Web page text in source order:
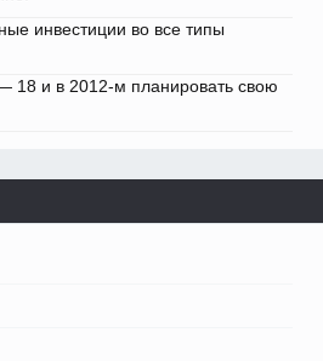
инвестиции во все типы
18 и в 2012-м планировать свою